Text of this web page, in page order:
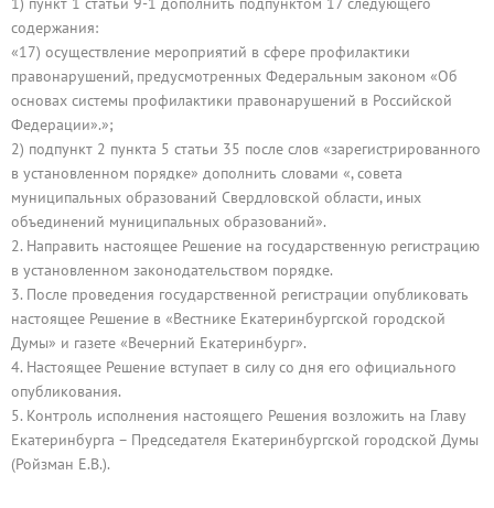
содержания:
«17) осуществление мероприятий в сфере профилактики
правонарушений, предусмотренных Федеральным законом «Об
основах системы профилактики правонарушений в Российской
Федерации».»;
2) подпункт 2 пункта 5 статьи 35 после слов «зарегистрированного
в установленном порядке» дополнить словами «, совета
муниципальных образований Свердловской области, иных
объединений муниципальных образований».
2. Направить настоящее Решение на государственную регистрацию
в установленном законодательством порядке.
3. После проведения государственной регистрации опубликовать
настоящее Решение в «Вестнике Екатеринбургской городской
Думы» и газете «Вечерний Екатеринбург».
4. Настоящее Решение вступает в силу со дня его официального
опубликования.
5. Контроль исполнения настоящего Решения возложить на Главу
Екатеринбурга – Председателя Екатеринбургской городской Думы
(Ройзман Е.В.).